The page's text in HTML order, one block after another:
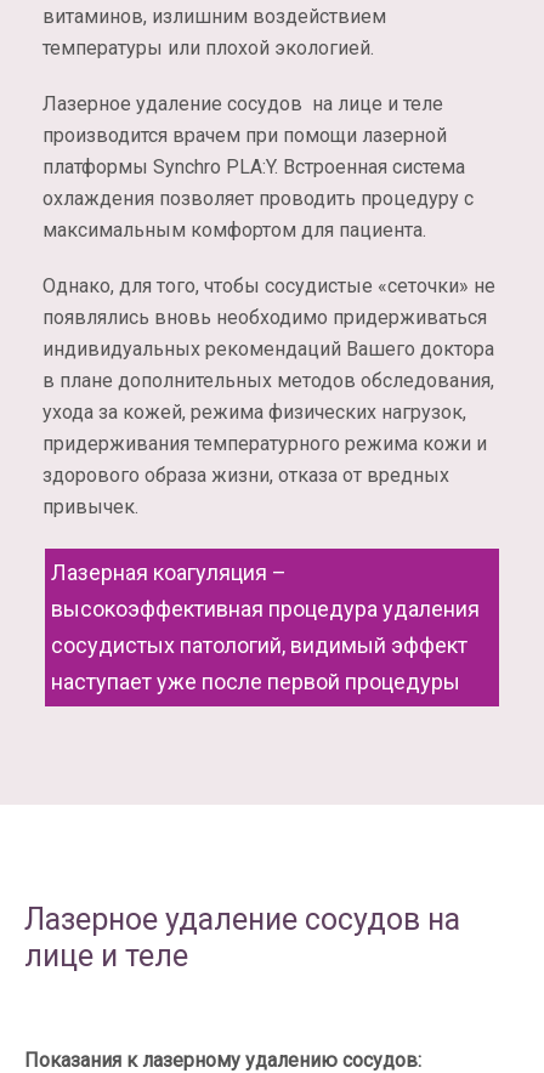
витаминов, излишним воздействием
температуры или плохой экологией.
Лазерное удаление сосудов на лице и теле
производится врачем при помощи лазерной
платформы Synchro PLA:Y. Встроенная система
охлаждения позволяет проводить процедуру с
максимальным комфортом для пациента.
Однако, для того, чтобы сосудистые «сеточки» не
появлялись вновь необходимо придерживаться
индивидуальных рекомендаций Вашего доктора
в плане дополнительных методов обследования,
ухода за кожей, режима физических нагрузок,
придерживания температурного режима кожи и
здорового образа жизни, отказа от вредных
привычек.
Лазерная коагуляция –
высокоэффективная процедура удаления
сосудистых патологий, видимый эффект
наступает уже после первой процедуры
Лазерное удаление сосудов на
лице и теле
Показания к лазерному удалению сосудов: